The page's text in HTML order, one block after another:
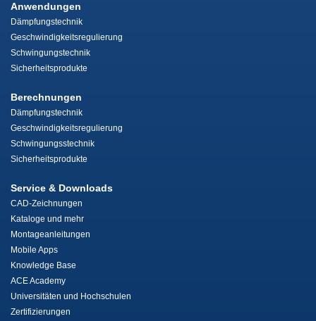
Anwendungen
Dämpfungstechnik
Geschwindigkeitsregulierung
Schwingungstechnik
Sicherheitsprodukte
Berechnungen
Dämpfungstechnik
Geschwindigkeitsregulierung
Schwingungsstechnik
Sicherheitsprodukte
Service & Downloads
CAD-Zeichnungen
Kataloge und mehr
Montageanleitungen
Mobile Apps
Knowledge Base
ACE Academy
Universitäten und Hochschulen
Zertifizierungen